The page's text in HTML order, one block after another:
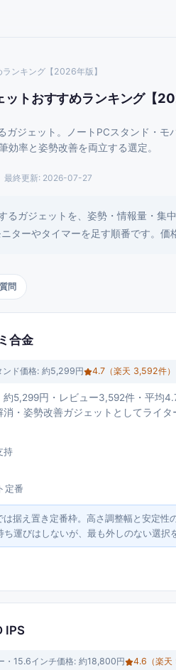
ンキング【2026年版】
ットおすすめランキング【
ジェット。ノートPCスタンド・
効率と姿勢改善を両立する選定。
最終更新: 2026-07-27
ガジェットを、姿勢・情報量・集
ターやタイマーを足す順番です。価
問
合金
ンド価格: 約5,299円 4.7 （楽天 3,592件）
5,299円・レビュー3,592件・平均
・姿勢改善ガジェットとしてライ
持
定番
据え置き定番枠。高さ調整幅と安定性
運びはしないが、最も外しのない選択
IPS
・15.6インチ価格: 約18,800円 4.6 （楽天